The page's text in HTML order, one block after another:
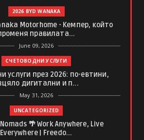
2026 BYD WANAKA
Motorhome - Кемпер, който
правилата...
June 09, 2026
СЧЕТОВОДНИ УСЛУГИ
услуги през 2026: по-евтини,
дигитални и п...
May 31, 2026
UNCATEGORIZED
🌴 Work Anywhere, Live
Everywhere | Freedo...